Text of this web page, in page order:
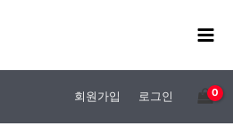
회원가입 로그인